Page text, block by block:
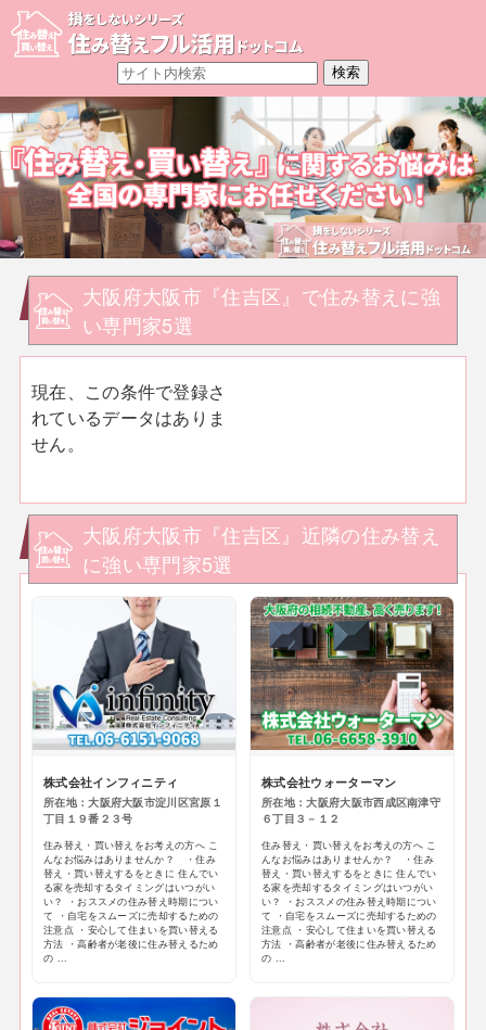
大阪府大阪市『住吉区』で住み替えに強
い専門家5選
現在、この条件で登録さ
れているデータはありま
せん。
大阪府大阪市『住吉区』近隣の住み替え
に強い専門家5選
株式会社インフィニティ
所在地：大阪府大阪市淀川区宮原１
丁目１９番２３号
住み替え・買い替えをお考えの方へ こ
んなお悩みはありませんか？ ・住み
替え・買い替えするをときに 住んでい
る家を売却するタイミングはいつがい
い？ ・おススメの住み替え時期につい
て ・自宅をスムーズに売却するための
注意点 ・安心して住まいを買い替える
方法 ・高齢者が老後に住み替えるため
の ...
株式会社ウォーターマン
所在地：大阪府大阪市西成区南津守
６丁目３－１２
住み替え・買い替えをお考えの方へ こ
んなお悩みはありませんか？ ・住み
替え・買い替えするをときに 住んでい
る家を売却するタイミングはいつがい
い？ ・おススメの住み替え時期につい
て ・自宅をスムーズに売却するための
注意点 ・安心して住まいを買い替える
方法 ・高齢者が老後に住み替えるため
の ...